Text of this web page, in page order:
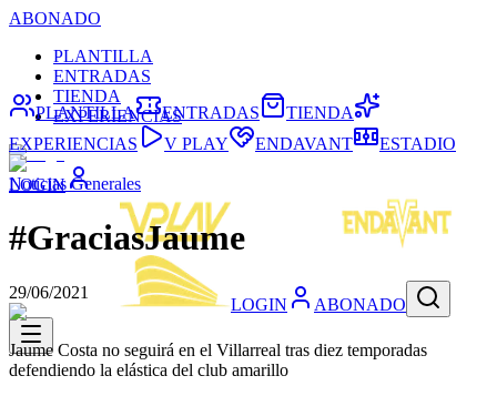
ABONADO
PLANTILLA
ENTRADAS
TIENDA
EXPERIENCIAS
LOGIN
LOGIN ABONADO
PLANTILLA ENTRADAS
TIENDA
EXPERIENCIAS
V PLAY ENDAVANT ESTADIO
Noticias Generales
#GraciasJaume
29/06/2021
Jaume Costa no seguirá en el Villarreal tras diez temporadas
defendiendo la elástica del club amarillo